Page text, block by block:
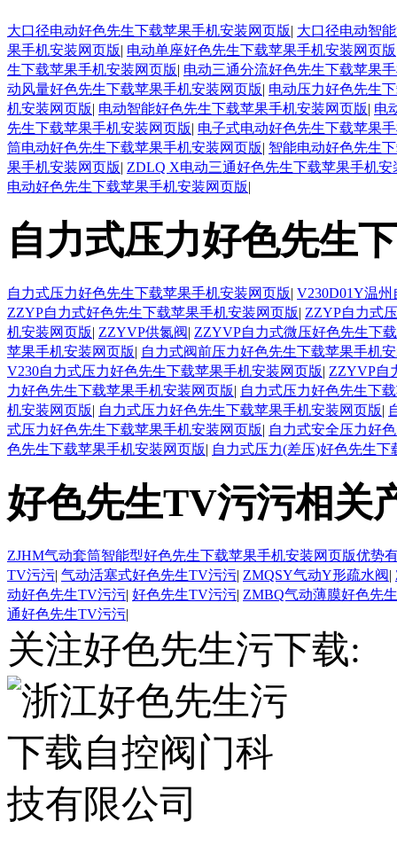
大口径电动好色先生下载苹果手机安装网页版| 大口径电动智
果手机安装网页版| 电动单座好色先生下载苹果手机安装网页版
生下载苹果手机安装网页版| 电动三通分流好色先生下载苹果
动风量好色先生下载苹果手机安装网页版| 电动压力好色先生
机安装网页版| 电动智能好色先生下载苹果手机安装网页版| 电
先生下载苹果手机安装网页版| 电子式电动好色先生下载苹果
筒电动好色先生下载苹果手机安装网页版| 智能电动好色先生
果手机安装网页版| ZDLQ X电动三通好色先生下载苹果手机安
电动好色先生下载苹果手机安装网页版|
自力式压力好色先生
自力式压力好色先生下载苹果手机安装网页版| V230D01Y温
ZZYP自力式好色先生下载苹果手机安装网页版| ZZYP自力式
机安装网页版| ZZYVP供氮阀| ZZYVP自力式微压好色先生下
苹果手机安装网页版| 自力式阀前压力好色先生下载苹果手机
V230自力式压力好色先生下载苹果手机安装网页版| ZZYVP自
力好色先生下载苹果手机安装网页版| 自力式压力好色先生下
机安装网页版| 自力式压力好色先生下载苹果手机安装网页版|
式压力好色先生下载苹果手机安装网页版| 自力式安全压力好
色先生下载苹果手机安装网页版| 自力式压力(差压)好色先生
好色先生TV污污相关
ZJHM气动套筒智能型好色先生下载苹果手机安装网页版优势
TV污污| 气动活塞式好色先生TV污污| ZMQSY气动Y形疏水阀|
动好色先生TV污污| 好色先生TV污污| ZMBQ气动薄膜好色先
通好色先生TV污污|
关注好色先生污下载: